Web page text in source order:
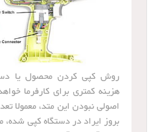
روش کپی کردن محصول یا
هزینه کمتری برای کارفرما
اصولی نبودن این متد، معمولا
بروز ایراد در دستگاه کپی